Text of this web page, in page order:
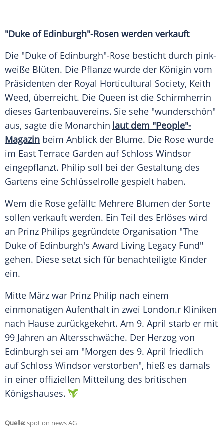
"Duke of Edinburgh"-Rosen werden verkauft
Die "Duke of Edinburgh"-Rose besticht durch pink-
weiße Blüten. Die Pflanze wurde der Königin vom
Präsidenten der Royal Horticultural Society, Keith
Weed, überreicht. Die Queen ist die Schirmherrin
dieses Gartenbauvereins. Sie sehe "wunderschön"
aus, sagte die Monarchin laut dem "People"-
Magazin beim Anblick der Blume. Die Rose wurde
im East Terrace Garden auf Schloss Windsor
eingepflanzt. Philip soll bei der Gestaltung des
Gartens eine Schlüsselrolle gespielt haben.
Wem die Rose gefällt: Mehrere Blumen der Sorte
sollen verkauft werden. Ein Teil des Erlöses wird
an Prinz Philips gegründete Organisation "The
Duke of Edinburgh's Award Living Legacy Fund"
gehen. Diese setzt sich für benachteiligte Kinder
ein.
Mitte März war Prinz Philip nach einem
einmonatigen Aufenthalt in zwei London.r Kliniken
nach Hause zurückgekehrt. Am 9. April starb er mit
99 Jahren an Altersschwäche. Der Herzog von
Edinburgh sei am "Morgen des 9. April friedlich
auf Schloss Windsor verstorben", hieß es damals
in einer offiziellen Mitteilung des britischen
Königshauses.
Quelle:spot on news AG